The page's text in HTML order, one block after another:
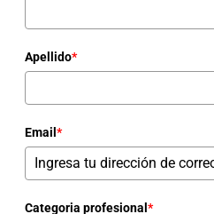
Apellido*
Email *
Categoria profesional *